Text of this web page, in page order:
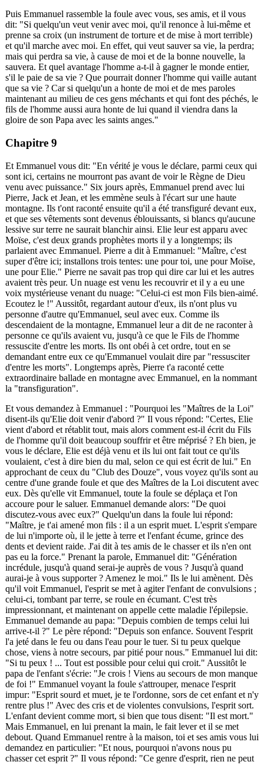
Puis Emmanuel rassemble la foule avec vous, ses amis, et il vous
dit: "Si quelqu'un veut venir avec moi, qu'il renonce à lui-même et
prenne sa croix (un instrument de torture et de mise à mort terrible)
et qu'il marche avec moi. En effet, qui veut sauver sa vie, la perdra;
mais qui perdra sa vie, à cause de moi et de la bonne nouvelle, la
sauvera. Et quel avantage l'homme a-t-il à gagner le monde entier,
s'il le paie de sa vie ? Que pourrait donner l'homme qui vaille autant
que sa vie ? Car si quelqu'un a honte de moi et de mes paroles
maintenant au milieu de ces gens méchants et qui font des péchés, le
fils de l'homme aussi aura honte de lui quand il viendra dans la
gloire de son Papa avec les saints anges."
Chapitre 9
Et Emmanuel vous dit: "En vérité je vous le déclare, parmi ceux qui
sont ici, certains ne mourront pas avant de voir le Règne de Dieu
venu avec puissance." Six jours après, Emmanuel prend avec lui
Pierre, Jack et Jean, et les emmène seuls à l'écart sur une haute
montagne. Ils t'ont raconté ensuite qu'il a été transfiguré devant eux,
et que ses vêtements sont devenus éblouissants, si blancs qu'aucune
lessive sur terre ne saurait blanchir ainsi. Elie leur est apparu avec
Moïse, c'est deux grands prophètes morts il y a longtemps; ils
parlaient avec Emmanuel. Pierre a dit à Emmanuel: "Maître, c'est
super d'être ici; installons trois tentes: une pour toi, une pour Moïse,
une pour Elie." Pierre ne savait pas trop qui dire car lui et les autres
avaient très peur. Un nuage est venu les recouvrir et il y a eu une
voix mystérieuse venant du nuage: "Celui-ci est mon Fils bien-aimé.
Ecoutez le !" Aussitôt, regardant autour d'eux, ils n'ont plus vu
personne d'autre qu'Emmanuel, seul avec eux. Comme ils
descendaient de la montagne, Emmanuel leur a dit de ne raconter à
personne ce qu'ils avaient vu, jusqu'à ce que le Fils de l'homme
ressuscite d'entre les morts. Ils ont obéi à cet ordre, tout en se
demandant entre eux ce qu'Emmanuel voulait dire par "ressusciter
d'entre les morts". Longtemps après, Pierre t'a raconté cette
extraordinaire ballade en montagne avec Emmanuel, en la nommant
la "transfiguration".
Et vous demandez à Emmanuel : "Pourquoi les "Maîtres de la Loi"
disent-ils qu'Elie doit venir d'abord ?" Il vous répond: "Certes, Elie
vient d'abord et rétablit tout, mais alors comment est-il écrit du Fils
de l'homme qu'il doit beaucoup souffrir et être méprisé ? Eh bien, je
vous le déclare, Elie est déjà venu et ils lui ont fait tout ce qu'ils
voulaient, c'est à dire bien du mal, selon ce qui est écrit de lui." En
approchant de ceux du "Club des Douze", vous voyez qu'ils sont au
centre d'une grande foule et que des Maîtres de la Loi discutent avec
eux. Dès qu'elle vit Emmanuel, toute la foule se déplaça et l'on
accoure pour le saluer. Emmanuel demande alors: "De quoi
discutez-vous avec eux?" Quelqu'un dans la foule lui répond:
"Maître, je t'ai amené mon fils : il a un esprit muet. L'esprit s'empare
de lui n'importe où, il le jette à terre et l'enfant écume, grince des
dents et devient raide. J'ai dit à tes amis de le chasser et ils n'en ont
pas eu la force." Prenant la parole, Emmanuel dit: "Génération
incrédule, jusqu'à quand serai-je auprès de vous ? Jusqu'à quand
aurai-je à vous supporter ? Amenez le moi." Ils le lui amènent. Dès
qu'il voit Emmanuel, l'esprit se met à agiter l'enfant de convulsions ;
celui-ci, tombant par terre, se roule en écumant. C'est très
impressionnant, et maintenant on appelle cette maladie l'épilepsie.
Emmanuel demande au papa: "Depuis combien de temps celui lui
arrive-t-il ?" Le père répond: "Depuis son enfance. Souvent l'esprit
l'a jeté dans le feu ou dans l'eau pour le tuer. Si tu peux quelque
chose, viens à notre secours, par pitié pour nous." Emmanuel lui dit:
"Si tu peux ! ... Tout est possible pour celui qui croit." Aussitôt le
papa de l'enfant s'écrie: "Je crois ! Viens au secours de mon manque
de foi !" Emmanuel voyant la foule s'attrouper, menace l'esprit
impur: "Esprit sourd et muet, je te l'ordonne, sors de cet enfant et n'y
rentre plus !" Avec des cris et de violentes convulsions, l'esprit sort.
L'enfant devient comme mort, si bien que tous disent: "Il est mort."
Mais Emmanuel, en lui prenant la main, le fait lever et il se met
debout. Quand Emmanuel rentre à la maison, toi et ses amis vous lui
demandez en particulier: "Et nous, pourquoi n'avons nous pu
chasser cet esprit ?" Il vous répond: "Ce genre d'esprit, rien ne peut